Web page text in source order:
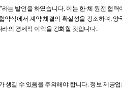
는 발언을 하였습니다. 이는 한-체 원전 협
식에서 계약 체결의 확실성을 강조하며, 양
의 경제적 이익을 강화할 것입니다.
길 수 있음을 주의해야 합니다. 정보 제공